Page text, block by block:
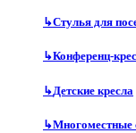
↳Стулья для
↳Конференц-
↳Детские кресла
↳Многоместные